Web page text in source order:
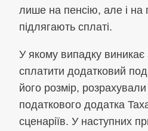
лише на пенсію, але і на
підлягають сплаті.
У якому випадку виникає
сплатити додатковий
його розмір,
податкового додатка
сценаріїв. У наступних